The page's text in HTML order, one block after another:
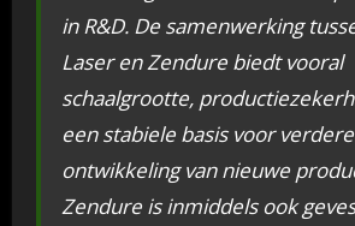
in R&D. De samenwerking
Laser en Zendure biedt vooral
schaalgrootte,
een stabiele basis voor verdere
ontwikkeling van nieuwe
Zendure is inmiddels ook